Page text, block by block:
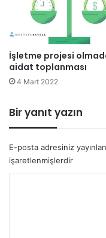
İşletme projesi
aidat toplanması
4 Mart 2022
Bir yanıt yazın
E-posta adresiniz
işaretlenmişlerdir